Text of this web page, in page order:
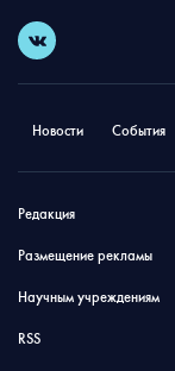
Новости События
Редакция
Размещение рекламы
Научным учреждениям
RSS